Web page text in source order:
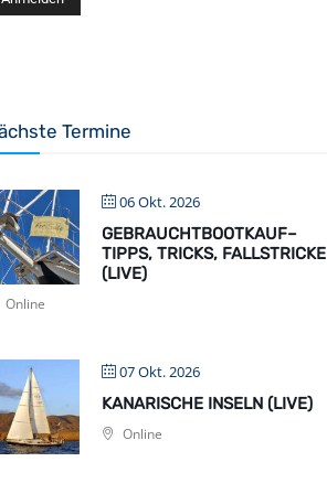
Termine
06 Okt. 2026
GEBRAUCHTBOOTKAUF–
TIPPS, TRICKS, FALLSTRICKE
(LIVE)
Online
07 Okt. 2026
KANARISCHE INSELN (LIVE)
Online